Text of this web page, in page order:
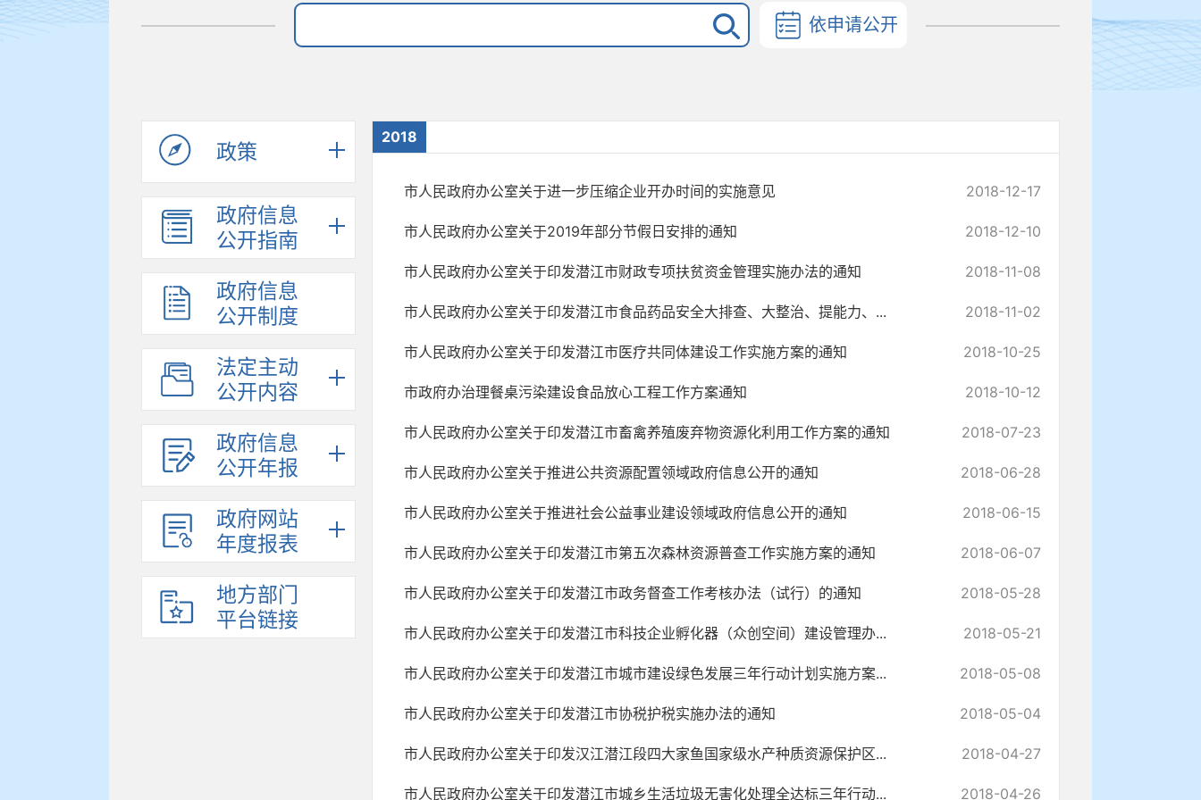
依申请公开
政策
政府信息
公开指南
政府信息
公开制度
法定主动
公开内容
政府信息
公开年报
政府网站
年度报表
地方部门
平台链接
2018
市人民政府办公室关于进一步压缩企业开办时间的实施意见 2018-12-17
市人民政府办公室关于2019年部分节假日安排的通知 2018-12-10
市人民政府办公室关于印发潜江市财政专项扶贫资金管理实施办法的通知 2018-11-08
市人民政府办公室关于印发潜江市食品药品安全大排查、大整治、提能力、... 2018-11-02
市人民政府办公室关于印发潜江市医疗共同体建设工作实施方案的通知 2018-10-25
市政府办治理餐桌污染建设食品放心工程工作方案通知 2018-10-12
市人民政府办公室关于印发潜江市畜禽养殖废弃物资源化利用工作方案的通知 2018-07-23
市人民政府办公室关于推进公共资源配置领域政府信息公开的通知 2018-06-28
市人民政府办公室关于推进社会公益事业建设领域政府信息公开的通知 2018-06-15
市人民政府办公室关于印发潜江市第五次森林资源普查工作实施方案的通知 2018-06-07
市人民政府办公室关于印发潜江市政务督查工作考核办法（试行）的通知 2018-05-28
市人民政府办公室关于印发潜江市科技企业孵化器（众创空间）建设管理办... 2018-05-21
市人民政府办公室关于印发潜江市城市建设绿色发展三年行动计划实施方案... 2018-05-08
市人民政府办公室关于印发潜江市协税护税实施办法的通知 2018-05-04
市人民政府办公室关于印发汉江潜江段四大家鱼国家级水产种质资源保护区... 2018-04-27
市人民政府办公室关于印发潜江市城乡生活垃圾无害化处理全达标三年行动... 2018-04-26